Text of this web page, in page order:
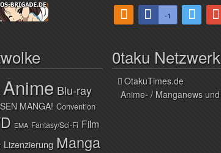
-1
Anime Blu-ray
MANGA! Convention
EMA Fantasy/Sci-Fi Film
Lizenzierung Manga
0taku Netzwerk
OtakuTimes.de
Anime- / Manganews